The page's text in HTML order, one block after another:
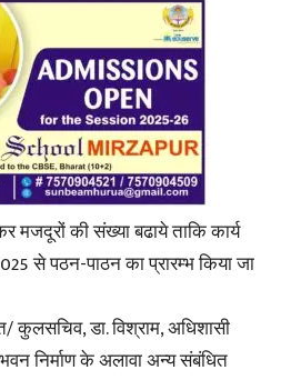
मजदूरों की संख्या बढाये ताकि कार्य
से पठन-पाठन का प्रारम्भ किया जा
डा. विश्राम, अधिशासी
निर्माण के अलावा अन्य संबंधित